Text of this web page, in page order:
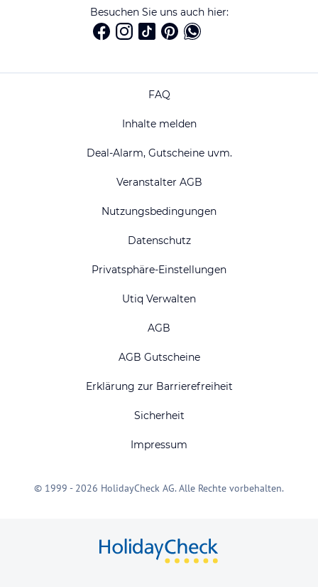
Besuchen Sie uns auch hier:
FAQ
Inhalte melden
Deal-Alarm, Gutscheine uvm.
Veranstalter AGB
Nutzungsbedingungen
Datenschutz
Privatsphäre-Einstellungen
Utiq Verwalten
AGB
AGB Gutscheine
Erklärung zur Barrierefreiheit
Sicherheit
Impressum
© 1999 - 2026 HolidayCheck AG. Alle Rechte vorbehalten.